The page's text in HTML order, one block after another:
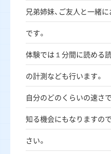
兄弟姉妹、ご友人と一緒
です。
体験では１分間に読める
の計測なども行います。
自分のどのくらいの速さ
知る機会にもなりますの
さい。